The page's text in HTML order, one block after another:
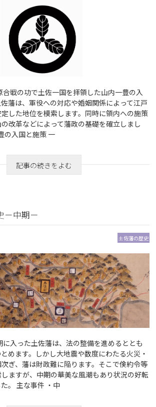
合戦の功で土佐一国を拝領した山内一豊の入
藩は、軍役への対応や婚姻関係によって江戸
した地位を模索します。同時に領内への施策
改革などによって藩政の基礎を確立しまし
の入国と施策 一
記事の続きをよむ
－中期－
土佐藩の歴史
に入った土佐藩は、法の整備を進めるととも
めます。しかし大地震や数度にわたる火災・
ぎ、藩は財政難に陥ります。そこで倹約令等
ますが、中期の華美な風潮もあり状況の好転
。 主な事件 ・中